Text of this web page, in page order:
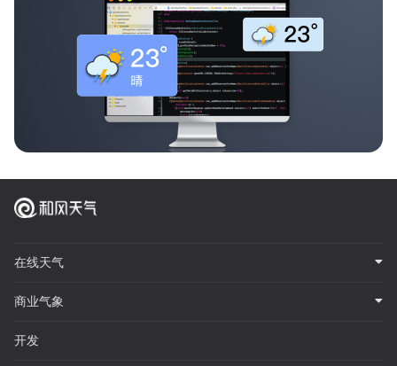
在线天气
商业气象
开发